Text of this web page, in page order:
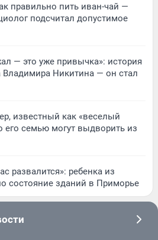
правильно пить иван-чай —
подсчитал допустимое
— это уже привычка»: история
Никитина — он стал
известный как «веселый
его семью могут выдворить из
развалится»: ребенка из
состояние зданий в Приморье